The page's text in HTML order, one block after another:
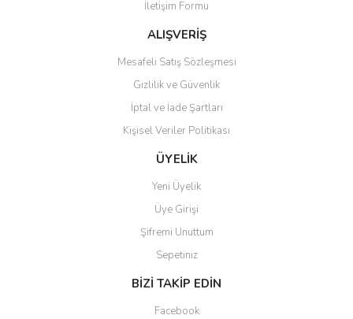
Ürün fiyatı diğer sitelerden daha pahalı.
Bu ürüne benzer farklı alternatifler olmalı.
Gönder
İletişim Formu
ALIŞVERİŞ
Mesafeli Satış Sözleşmesi
Gizlilik ve Güvenlik
İptal ve İade Şartları
Kişisel Veriler Politikası
ÜYELİK
Yeni Üyelik
Üye Girişi
Şifremi Unuttum
Sepetiniz
BİZİ TAKİP EDİN
Facebook